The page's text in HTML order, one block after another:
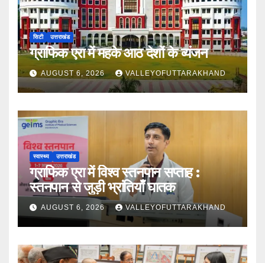
सिटी उत्तराखंड
ग्राफिक एरा में महके आठ देशों के व्यंजन
AUGUST 6, 2026 VALLEYOFUTTARAKHAND
स्वास्थ्य उत्तराखंड
ग्राफिक एरा में विश्व स्तनपान सप्ताह :
स्तनपान से जुड़ी भ्रांतियाँ घातक
AUGUST 6, 2026 VALLEYOFUTTARAKHAND